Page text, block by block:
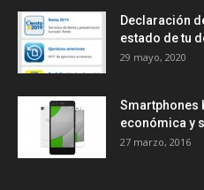
Declaración
estado de tu
29 mayo, 2020
Smartphones
económica y
27 marzo, 2016